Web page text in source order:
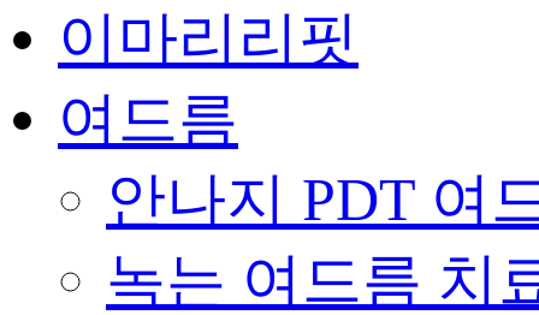
이마리리핏
여드름
안나지 PDT 여
녹는 여드름 치